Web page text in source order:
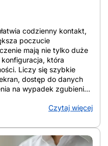
codzienny kontakt,
poczucie
mają nie tylko duże
która
Liczy się szybkie
dostęp do danych
na wypadek zgubienia
które porządkują ekran,
narzędziem wsparcia, a
się: Jak
Czytaj więcej